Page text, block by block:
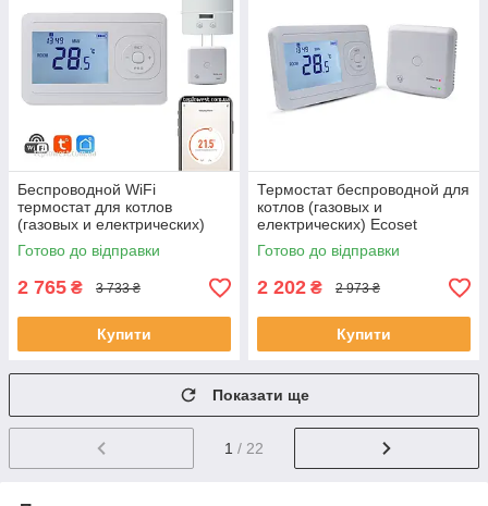
Беспроводной WiFi
термостат для котлов
(газовых и електрических)
Ecoset AC8048RF-G (AR-02
WIFI) Tuya Version ЕКОБОКС
Готово до відправки
2 765 ₴ 3 733 ₴
Купити
Термостат беспроводной для
котлов (газовых и
електрических) Ecoset
AC8048 ЕКОБОКС
Готово до відправки
2 202 ₴ 2 973 ₴
Купити
Показати ще
1 / 22